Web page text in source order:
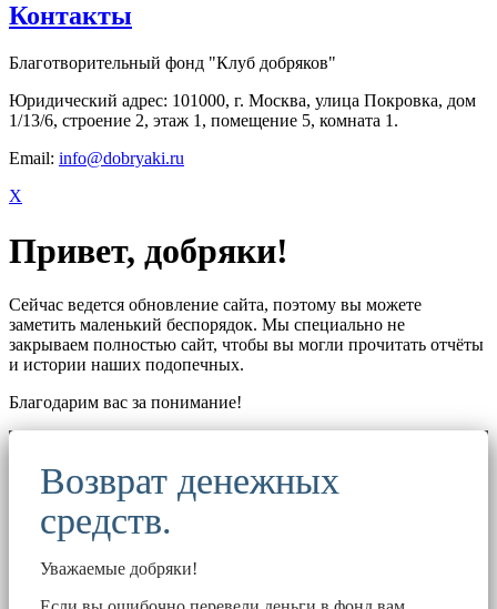
Контакты
Благотворительный фонд "Клуб добряков"
Юридический адрес: 101000, г. Москва, улица Покровка, дом
1/13/6, строение 2, этаж 1, помещение 5, комната 1.
Email: info@dobryaki.ru
X
Привет, добряки!
Сейчас ведется обновление сайта, поэтому вы можете
заметить маленький беспорядок. Мы специально не
закрываем полностью сайт, чтобы вы могли прочитать отчёты
и истории наших подопечных.
Благодарим вас за понимание!
Возврат денежных
средств.
Уважаемые добряки!